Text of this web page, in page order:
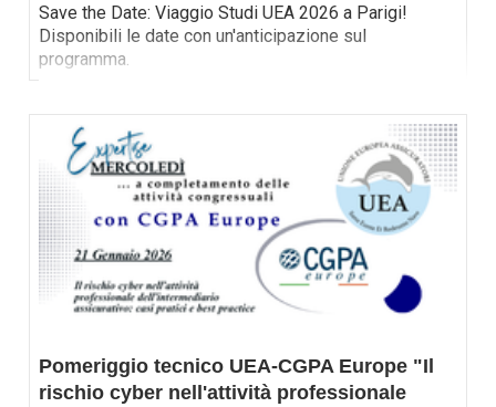
Save the Date: Viaggio Studi UEA 2026 a Parigi!
Disponibili le date con un'anticipazione sul
programma.
Pomeriggio tecnico UEA-CGPA Europe "Il
rischio cyber nell'attività professionale